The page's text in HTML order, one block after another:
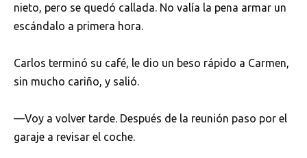
nieto, pero se quedó callada. No valía la pena armar un
escándalo a primera hora.
Carlos terminó su café, le dio un beso rápido a Carmen,
sin mucho cariño, y salió.
—Voy a volver tarde. Después de la reunión paso por el
garaje a revisar el coche.